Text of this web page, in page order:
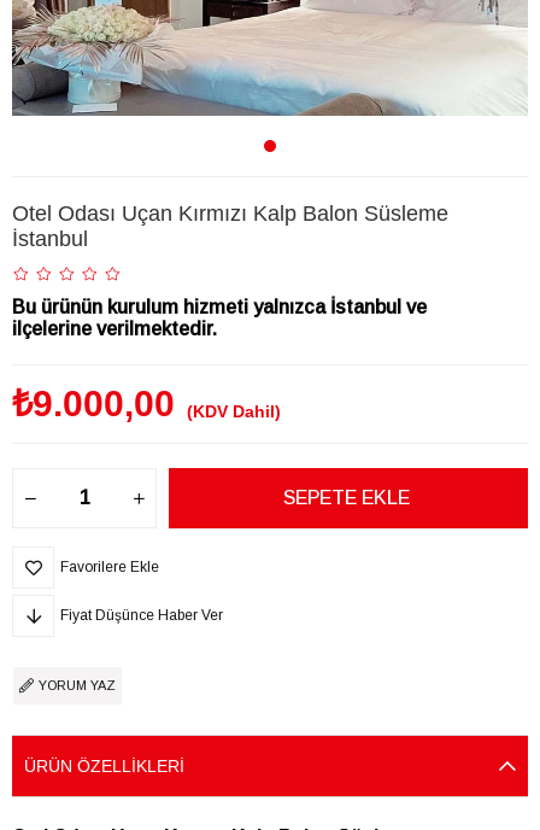
Otel Odası Uçan Kırmızı Kalp Balon Süsleme
İstanbul
Bu ürünün kurulum hizmeti yalnızca İstanbul ve
ilçelerine verilmektedir.
₺9.000,00 (KDV Dahil)
Favorilere Ekle
Fiyat Düşünce Haber Ver
YORUM YAZ
ÜRÜN ÖZELLIKLERI